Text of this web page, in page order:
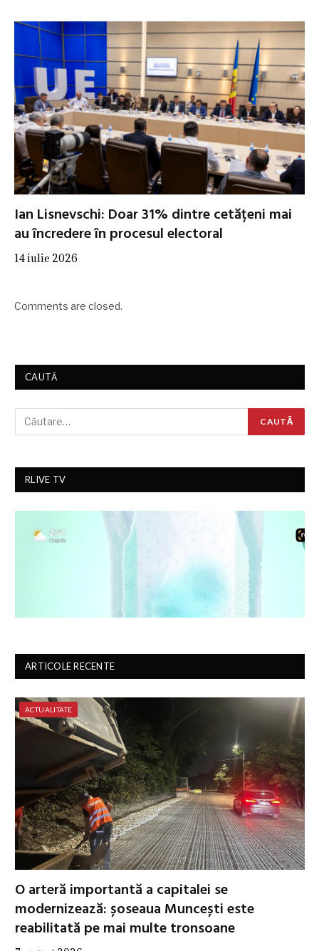
Ian Lisnevschi: Doar 31% dintre cetățeni mai
au încredere în procesul electoral
14 iulie 2026
Comments are closed.
CAUTĂ
RLIVE TV
ARTICOLE RECENTE
ACTUALITATE
O arteră importantă a capitalei se
modernizează: șoseaua Muncești este
reabilitată pe mai multe tronsoane